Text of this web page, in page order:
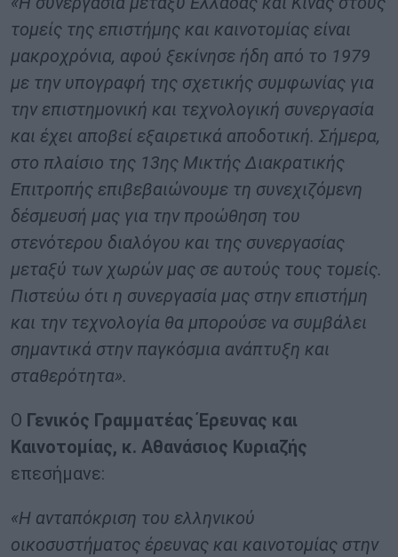
τομείς της επιστήμης και καινοτομίας είναι
μακροχρόνια, αφού ξεκίνησε ήδη από το 1979
με την υπογραφή της σχετικής συμφωνίας για
την επιστημονική και τεχνολογική συνεργασία
και έχει αποβεί εξαιρετικά αποδοτική. Σήμερα,
στο πλαίσιο της 13ης Μικτής Διακρατικής
Επιτροπής επιβεβαιώνουμε τη συνεχιζόμενη
δέσμευσή μας για την προώθηση του
στενότερου διαλόγου και της συνεργασίας
μεταξύ των χωρών μας σε αυτούς τους τομείς.
Πιστεύω ότι η συνεργασία μας στην επιστήμη
και την τεχνολογία θα μπορούσε να συμβάλει
σημαντικά στην παγκόσμια ανάπτυξη και
σταθερότητα».
Ο Γενικός Γραμματέας Έρευνας και
Καινοτομίας, κ. Αθανάσιος Κυριαζής
επεσήμανε:
«Η ανταπόκριση του ελληνικού
οικοσυστήματος έρευνας και καινοτομίας στην